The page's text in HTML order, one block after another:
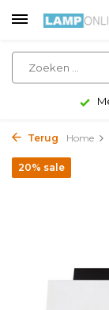
Terug Home
20% sale